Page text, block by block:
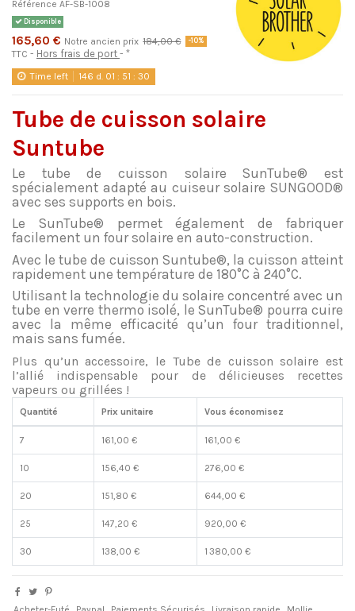
Référence AF-SB-1008
Disponible
165,60 € Notre ancien prix 184,00 € -10%
TTC Hors frais de port *
Time left 146 d. 01 : 51 :29
Tube de cuisson solaire
Suntube
Le tube de cuisson solaire SunTube® est
spécialement adapté au cuiseur solaire SUNGOOD®
avec ses supports en bois.
Le SunTube® permet également de fabriquer
facilement un four solaire en auto-construction.
Avec le tube de cuisson Suntube®, la cuisson atteint
rapidement une température de 180°C à 240°C.
Utilisant la technologie du solaire concentré avec un
tube en verre thermo isolé, le SunTube® pourra cuire
avec la même efficacité qu’un four traditionnel,
mais sans fumée.
Plus qu’un accessoire, le Tube de cuisson solaire est
l’allié indispensable pour de délicieuses recettes
vapeurs ou grillées !
Quantité Prix unitaire Vous économisez
7 161,00 € 161,00 €
10 156,40 € 276,00 €
20 151,80 € 644,00 €
25 147,20 € 920,00 €
30 138,00 € 1 380,00 €